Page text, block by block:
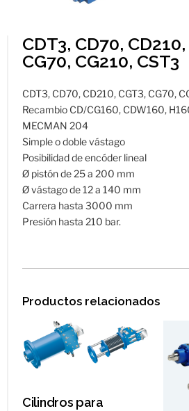
CDT3, CD70, CD210,
CG70, CG210, CST3
CDT3, CD70, CD210, CGT3, CG70,
Recambio CD/CG160, CDW160,
MECMAN 204
Simple o doble vástago
Posibilidad de encóder lineal
Ø pistón de 25 a 200 mm
Ø vástago de 12 a 140 mm
Carrera hasta 3000 mm
Presión hasta 210 bar.
Productos relacionados
Cilindros para